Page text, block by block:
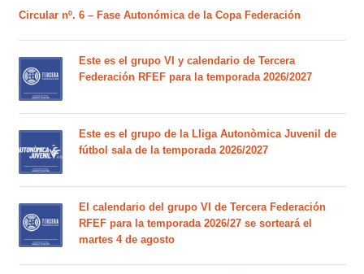
Circular nº. 6 – Fase Autonómica de la Copa Federación
Este es el grupo VI y calendario de Tercera
Federación RFEF para la temporada 2026/2027
Este es el grupo de la Lliga Autonòmica Juvenil de
fútbol sala de la temporada 2026/2027
El calendario del grupo VI de Tercera Federación
RFEF para la temporada 2026/27 se sorteará el
martes 4 de agosto